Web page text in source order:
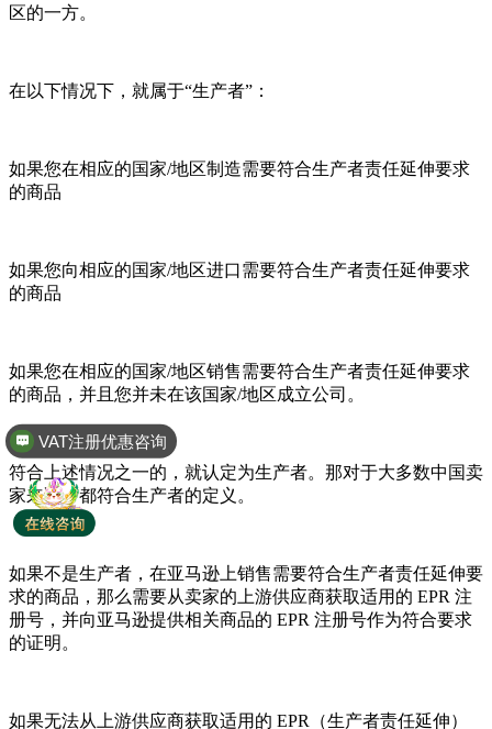
区的一方。
在以下情况下，就属于“生产者”：
如果您在相应的国家/地区制造需要符合生产者责任延伸要求
的商品
如果您向相应的国家/地区进口需要符合生产者责任延伸要求
的商品
如果您在相应的国家/地区销售需要符合生产者责任延伸要求
的商品，并且您并未在该国家/地区成立公司。
符合上述情况之一的，就认定为生产者。那对于大多数中国卖
家来说，都符合生产者的定义。
如果不是生产者，在亚马逊上销售需要符合生产者责任延伸要
求的商品，那么需要从卖家的上游供应商获取适用的 EPR 注
册号，并向亚马逊提供相关商品的 EPR 注册号作为符合要求
的证明。
如果无法从上游供应商获取适用的 EPR（生产者责任延伸）
VAT注册优惠咨询
全球商标专利注册